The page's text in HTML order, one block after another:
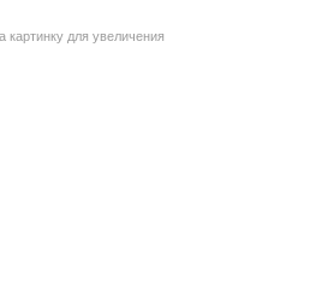
картинку для увеличения